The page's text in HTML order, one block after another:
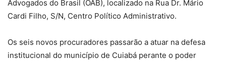
Advogados do Brasil (OAB), localizado na Rua Dr. Mário
Cardi Filho, S/N, Centro Político Administrativo.
Os seis novos procuradores passarão a atuar na defesa
institucional do município de Cuiabá perante o poder